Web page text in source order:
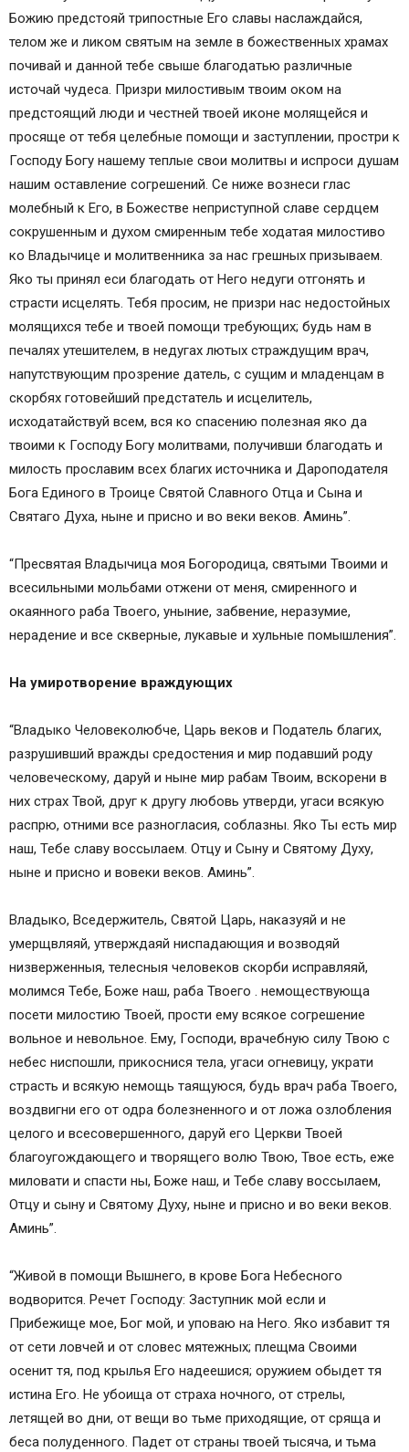
Божию предстояй трипостные Его славы наслаждайся,
телом же и ликом святым на земле в божественных храмах
почивай и данной тебе свыше благодатью различные
источай чудеса. Призри милостивым твоим оком на
предстоящий люди и честней твоей иконе молящейся и
просяще от тебя целебные помощи и заступлении, простри к
Господу Богу нашему теплые свои молитвы и испроси душам
нашим оставление согрешений. Се ниже вознеси глас
молебный к Его, в Божестве неприступной славе сердцем
сокрушенным и духом смиренным тебе ходатая милостиво
ко Владычице и молитвенника за нас грешных призываем.
Яко ты принял еси благодать от Него недуги отгонять и
страсти исцелять. Тебя просим, не призри нас недостойных
молящихся тебе и твоей помощи требующих; будь нам в
печалях утешителем, в недугах лютых страждущим врач,
напутствующим прозрение датель, с сущим и младенцам в
скорбях готовейший предстатель и исцелитель,
исходатайствуй всем, вся ко спасению полезная яко да
твоими к Господу Богу молитвами, получивши благодать и
милость прославим всех благих источника и Дароподателя
Бога Единого в Троице Святой Славного Отца и Сына и
Святаго Духа, ныне и присно и во веки веков. Аминь”.
“Пресвятая Владычица моя Богородица, святыми Твоими и
всесильными мольбами отжени от меня, смиренного и
окаянного раба Твоего, уныние, забвение, неразумие,
нерадение и все скверные, лукавые и хульные помышления”.
На умиротворение враждующих
“Владыко Человеколюбче, Царь веков и Податель благих,
разрушивший вражды средостения и мир подавший роду
человеческому, даруй и ныне мир рабам Твоим, вскорени в
них страх Твой, друг к другу любовь утверди, угаси всякую
распрю, отними все разногласия, соблазны. Яко Ты есть мир
наш, Тебе славу воссылаем. Отцу и Сыну и Святому Духу,
ныне и присно и вовеки веков. Аминь”.
Владыко, Вседержитель, Святой Царь, наказуяй и не
умерщвляяй, утверждаяй ниспадающия и возводяй
низверженныя, телесныя человеков скорби исправляяй,
молимся Тебе, Боже наш, раба Твоего . немоществующа
посети милостию Твоей, прости ему всякое согрешение
вольное и невольное. Ему, Господи, врачебную силу Твою с
небес ниспошли, прикоснися тела, угаси огневицу, украти
страсть и всякую немощь таящуюся, будь врач раба Твоего,
воздвигни его от одра болезненного и от ложа озлобления
целого и всесовершенного, даруй его Церкви Твоей
благоугождающего и творящего волю Твою, Твое есть, еже
миловати и спасти ны, Боже наш, и Тебе славу воссылаем,
Отцу и сыну и Святому Духу, ныне и присно и во веки веков.
Аминь”.
“Живой в помощи Вышнего, в крове Бога Небесного
водворится. Речет Господу: Заступник мой если и
Прибежище мое, Бог мой, и уповаю на Него. Яко избавит тя
от сети ловчей и от словес мятежных; плещма Своими
осенит тя, под крылья Его надеешися; оружием обыдет тя
истина Его. Не убоища от страха ночного, от стрелы,
летящей во дни, от вещи во тьме приходящие, от сряща и
беса полуденного. Падет от страны твоей тысяча, и тьма